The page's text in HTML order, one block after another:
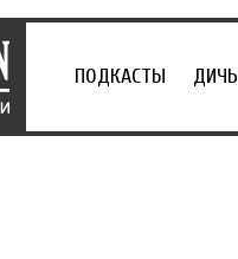
ПОДКАСТЫ ДИЧЬ